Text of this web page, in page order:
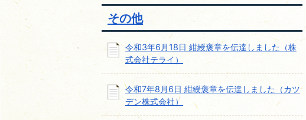
その他
令和3年6月18日 紺綬褒章を伝達しました（株
式会社テライ）
令和7年8月6日 紺綬褒章を伝達しました（カツ
デン株式会社）